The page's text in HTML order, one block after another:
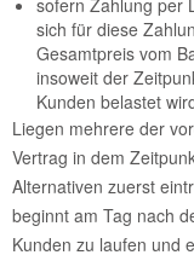
sofern Zahlung per
sich für diese
Gesamtpreis vom
insoweit der
Kunden belastet
Liegen mehrere der
Vertrag in dem
Alternativen zuerst
beginnt am Tag nach
Kunden zu laufen und